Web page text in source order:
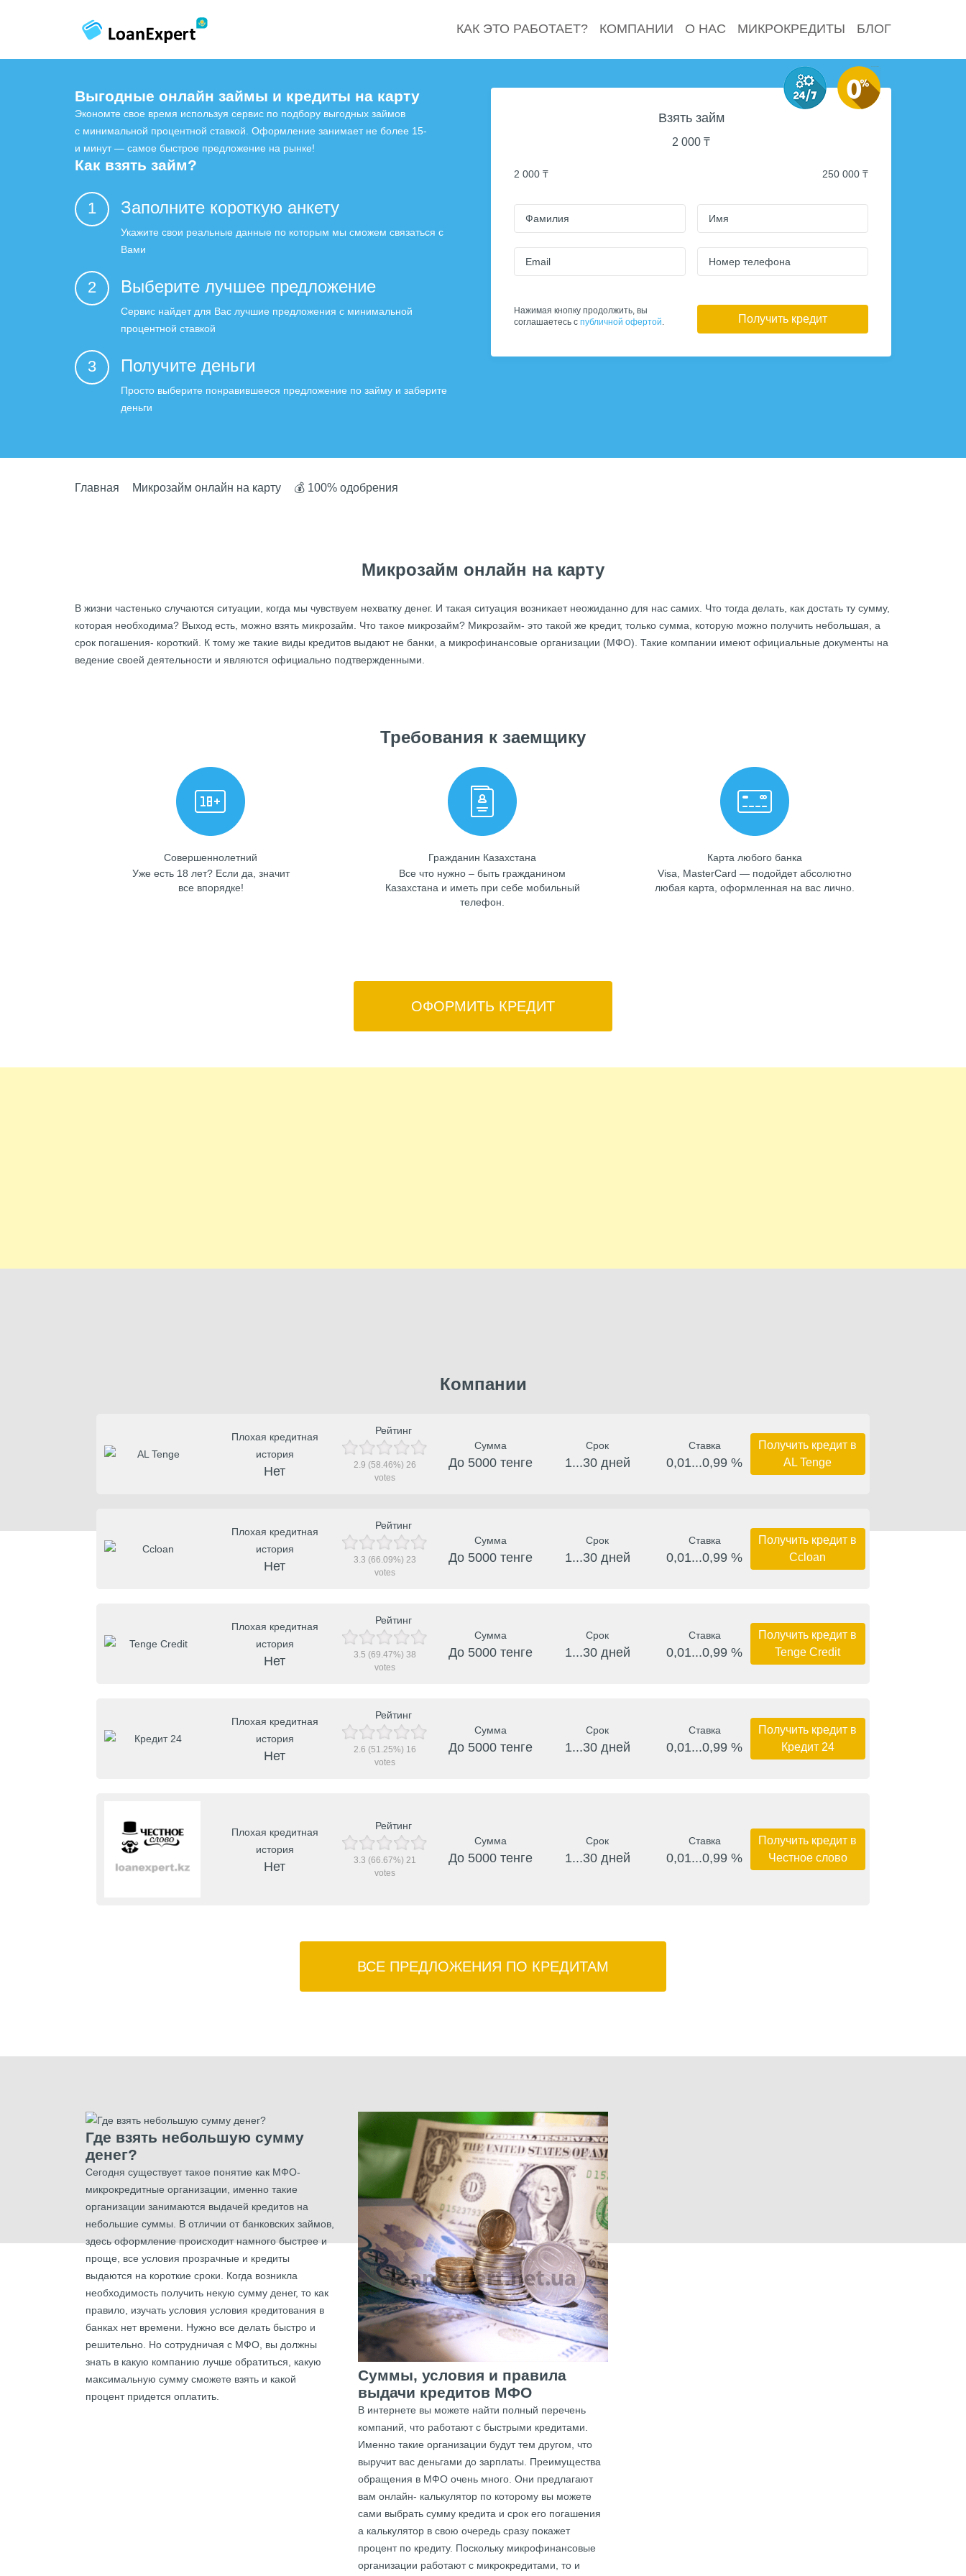
КАК ЭТО РАБОТАЕТ? КОМПАНИИ О НАС МИКРОКРЕДИТЫ БЛОГ
Выгодные онлайн займы и кредиты на карту
Экономте свое время используя сервис по подбору выгодных займов
с минимальной процентной ставкой. Оформление занимает не более 15-
и минут — самое быстрое предложение на рынке!
Как взять займ?
1 Заполните короткую анкету
Укажите свои реальные данные по которым мы сможем связаться с
Вами
2 Выберите лучшее предложение
Сервис найдет для Вас лучшие предложения с минимальной
процентной ставкой
3 Получите деньги
Просто выберите понравившееся предложение по займу и заберите
деньги
Взять займ
2 000 ₸
2 000 ₸ 250 000 ₸
Фамилия Имя
Email Номер телефона
Нажимая кнопку продолжить, вы
соглашаетесь спубличной офертой. Получить кредит
Главная Микрозайм онлайн на карту 💰 100% одобрения
Микрозайм онлайн на карту
В жизни частенько случаются ситуации, когда мы чувствуем нехватку денег. И такая ситуация возникает неожиданно для нас самих. Что тогда делать, как достать ту сумму,
которая необходима? Выход есть, можно взять микрозайм . Что такое микрозайм? Микрозайм- это такой же кредит, только сумма, которую можно получить небольшая, а
срок погашения- короткий. К тому же такие виды кредитов выдают не банки, а микрофинансовые организации (МФО). Такие компании имеют официальные документы на
ведение своей деятельности и являются официально подтвержденными.
Требования к заемщику
Совершеннолетний
Уже есть 18 лет? Если да, значит
все впорядке!
Гражданин Казахстана
Все что нужно – быть гражданином
Казахстана и иметь при себе мобильный
телефон.
Карта любого банка
Visa, MasterCard — подойдет абсолютно
любая карта, оформленная на вас лично.
ОФОРМИТЬ КРЕДИТ
Компании
Плохая кредитная
история
Нет
Рейтинг
2.9 (58.46%) 26
votes
Сумма
До 5000 тенге
Срок
1...30 дней
Ставка
0,01...0,99 %
Получить кредит в
AL Tenge
Плохая кредитная
история
Нет
Рейтинг
3.3 (66.09%) 23
votes
Сумма
До 5000 тенге
Срок
1...30 дней
Ставка
0,01...0,99 %
Получить кредит в
Ccloan
Плохая кредитная
история
Нет
Рейтинг
3.5 (69.47%) 38
votes
Сумма
До 5000 тенге
Срок
1...30 дней
Ставка
0,01...0,99 %
Получить кредит в
Tenge Credit
Плохая кредитная
история
Нет
Рейтинг
2.6 (51.25%) 16
votes
Сумма
До 5000 тенге
Срок
1...30 дней
Ставка
0,01...0,99 %
Получить кредит в
Кредит 24
Плохая кредитная
история
Нет
Рейтинг
3.3 (66.67%) 21
votes
Сумма
До 5000 тенге
Срок
1...30 дней
Ставка
0,01...0,99 %
Получить кредит в
Честное слово
ВСЕ ПРЕДЛОЖЕНИЯ ПО КРЕДИТАМ
Где взять небольшую сумму
денег?
Сегодня существует такое понятие как МФО-
микрокредитные организации, именно такие
организации занимаются выдачей кредитов на
небольшие суммы. В отличии от банковских займов,
здесь оформление происходит намного быстрее и
проще, все условия прозрачные и кредиты
выдаются на короткие сроки. Когда возникла
необходимость получить некую сумму денег, то как
правило, изучать условия условия кредитования в
банках нет времени. Нужно все делать быстро и
решительно. Но сотрудничая с МФО, вы должны
знать в какую компанию лучше обратиться, какую
максимальную сумму сможете взять и какой
процент придется оплатить.
Суммы, условия и правила
выдачи кредитов МФО
В интернете вы можете найти полный перечень
компаний, что работают с быстрыми кредитами.
Именно такие организации будут тем другом, что
выручит вас деньгами до зарплаты. Преимущества
обращения в МФО очень много. Они предлагают
вам онлайн- калькулятор по которому вы можете
сами выбрать сумму кредита и срок его погашения
а калькулятор в свою очередь сразу покажет
процент по кредиту. Поскольку микрофинансовые
организации работают с микрокредитами, то и